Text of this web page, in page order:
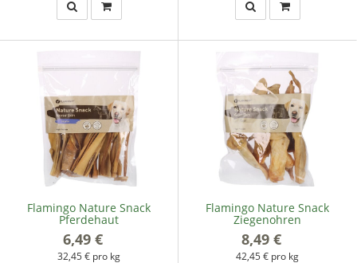
Flamingo Nature Snack
Pferdehaut
6,49 €
32,45 € pro kg
Flamingo Nature Snack
Ziegenohren
8,49 €
42,45 € pro kg